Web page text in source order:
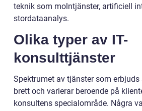
teknik som molntjänster, artificiell
stordataanalys.
Olika typer av IT-
konsulttjänster
Spektrumet av tjänster som erbjuds
brett och varierar beroende på
konsultens specialområde. Några